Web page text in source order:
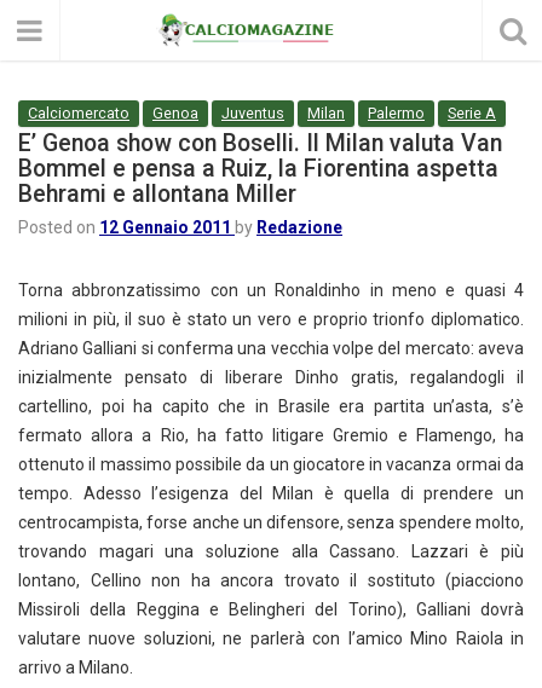
Calciomercato Genoa Juventus Milan Palermo Serie A
E’ Genoa show con Boselli. Il Milan valuta Van
Bommel e pensa a Ruiz, la Fiorentina aspetta
Behrami e allontana Miller
Posted on 12 Gennaio 2011 by Redazione
Torna abbronzatissimo con un Ronaldinho in meno e quasi 4
milioni in più, il suo è stato un vero e proprio trionfo diplomatico.
Adriano Galliani si conferma una vecchia volpe del mercato: aveva
inizialmente pensato di liberare Dinho gratis, regalandogli il
cartellino, poi ha capito che in Brasile era partita un’asta, s’è
fermato allora a Rio, ha fatto litigare Gremio e Flamengo, ha
ottenuto il massimo possibile da un giocatore in vacanza ormai da
tempo. Adesso l’esigenza del Milan è quella di prendere un
centrocampista, forse anche un difensore, senza spendere molto,
trovando magari una soluzione alla Cassano. Lazzari è più
lontano, Cellino non ha ancora trovato il sostituto (piacciono
Missiroli della Reggina e Belingheri del Torino), Galliani dovrà
valutare nuove soluzioni, ne parlerà con l’amico Mino Raiola in
arrivo a Milano.